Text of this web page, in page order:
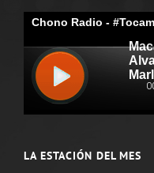
LA ESTACIÓN DEL MES